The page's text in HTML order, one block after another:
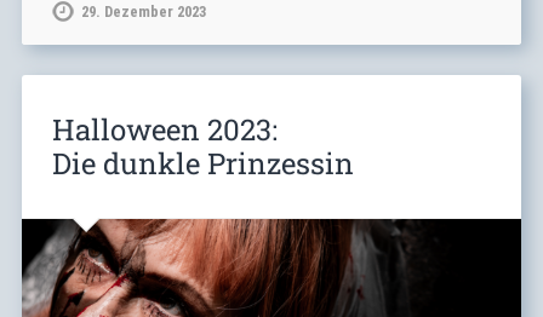
29. Dezember 2023
Halloween 2023:
Die dunkle Prinzessin